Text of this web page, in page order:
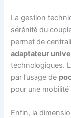
La gestion
sérénité du
permet de
adaptateur
technologiques.
par l’usage de
pour une
Enfin, la